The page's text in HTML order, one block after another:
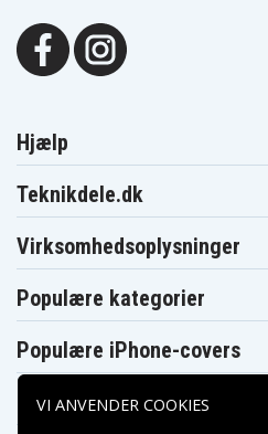
Hjælp
Teknikdele.dk
Virksomhedsoplysninger
Populære kategorier
Populære iPhone-covers
Populære Samsung-covers
VI ANVENDER COOKIES